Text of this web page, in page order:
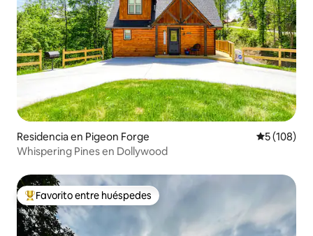
Residencia en Pigeon Forge
5 (108)
Whispering Pines en Dollywood
De los mejores en Favorito entre huéspedes
Favorito entre huéspedes